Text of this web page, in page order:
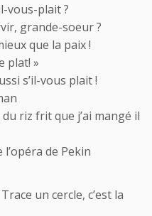
vous-plait ?
grande-soeur ?
que la paix !
plat! »
s’il-vous plait !
riz frit que j’ai mangé il
de Pekin
un cercle, c’est la